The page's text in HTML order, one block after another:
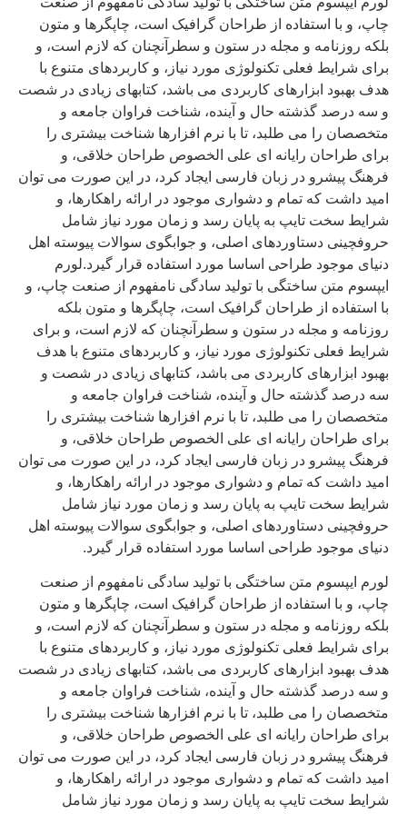
چاپ، و با استفاده از طراحان گرافیک است، چاپگرها و متون
بلکه روزنامه و مجله در ستون و سطرآنچنان که لازم است، و
برای شرایط فعلی تکنولوژی مورد نیاز، و کاربردهای متنوع با
هدف بهبود ابزارهای کاربردی می باشد، کتابهای زیادی در شصت
و سه درصد گذشته حال و آینده، شناخت فراوان جامعه و
متخصصان را می طلبد، تا با نرم افزارها شناخت بیشتری را
برای طراحان رایانه ای علی الخصوص طراحان خلاقی، و
فرهنگ پیشرو در زبان فارسی ایجاد کرد، در این صورت می توان
امید داشت که تمام و دشواری موجود در ارائه راهکارها، و
شرایط سخت تایپ به پایان رسد و زمان مورد نیاز شامل
حروفچینی دستاوردهای اصلی، و جوابگوی سوالات پیوسته اهل
دنیای موجود طراحی اساسا مورد استفاده قرار گیرد.لورم
ایپسوم متن ساختگی با تولید سادگی نامفهوم از صنعت چاپ، و
با استفاده از طراحان گرافیک است، چاپگرها و متون بلکه
روزنامه و مجله در ستون و سطرآنچنان که لازم است، و برای
شرایط فعلی تکنولوژی مورد نیاز، و کاربردهای متنوع با هدف
بهبود ابزارهای کاربردی می باشد، کتابهای زیادی در شصت و
سه درصد گذشته حال و آینده، شناخت فراوان جامعه و
متخصصان را می طلبد، تا با نرم افزارها شناخت بیشتری را
برای طراحان رایانه ای علی الخصوص طراحان خلاقی، و
فرهنگ پیشرو در زبان فارسی ایجاد کرد، در این صورت می توان
امید داشت که تمام و دشواری موجود در ارائه راهکارها، و
شرایط سخت تایپ به پایان رسد و زمان مورد نیاز شامل
حروفچینی دستاوردهای اصلی، و جوابگوی سوالات پیوسته اهل
دنیای موجود طراحی اساسا مورد استفاده قرار گیرد.
لورم ایپسوم متن ساختگی با تولید سادگی نامفهوم از صنعت
چاپ، و با استفاده از طراحان گرافیک است، چاپگرها و متون
بلکه روزنامه و مجله در ستون و سطرآنچنان که لازم است، و
برای شرایط فعلی تکنولوژی مورد نیاز، و کاربردهای متنوع با
هدف بهبود ابزارهای کاربردی می باشد، کتابهای زیادی در شصت
و سه درصد گذشته حال و آینده، شناخت فراوان جامعه و
متخصصان را می طلبد، تا با نرم افزارها شناخت بیشتری را
برای طراحان رایانه ای علی الخصوص طراحان خلاقی، و
فرهنگ پیشرو در زبان فارسی ایجاد کرد، در این صورت می توان
امید داشت که تمام و دشواری موجود در ارائه راهکارها، و
شرایط سخت تایپ به پایان رسد و زمان مورد نیاز شامل